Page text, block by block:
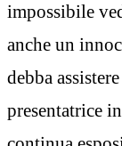
impossibile
anche un
debba
presentatrice